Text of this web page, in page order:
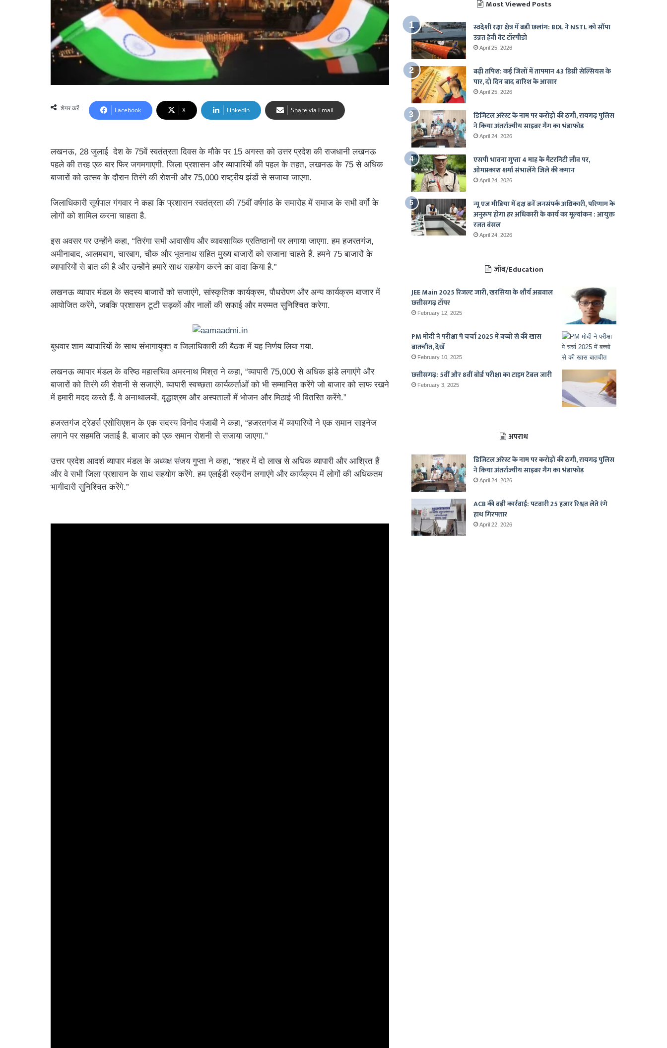
शेयर करें: Facebook X LinkedIn Share via Email
लखनऊ, 28 जुलाई देश के 75वें स्वतंत्रता दिवस के मौके पर 15 अगस्त को उत्तर प्रदेश की राजधानी लखनऊ
पहले की तरह एक बार फिर जगमगाएगी. जिला प्रशासन और व्यापारियों की पहल के तहत, लखनऊ के 75 से अधिक
बाजारों को उत्सव के दौरान तिरंगे की रोशनी और 75,000 राष्ट्रीय झंडों से सजाया जाएगा.
जिलाधिकारी सूर्यपाल गंगवार ने कहा कि प्रशासन स्वतंत्रता की 75वीं वर्षगांठ के समारोह में समाज के सभी वर्गो के
लोगों को शामिल करना चाहता है.
इस अवसर पर उन्होंने कहा, “तिरंगा सभी आवासीय और व्यावसायिक प्रतिष्ठानों पर लगाया जाएगा. हम हजरतगंज,
अमीनाबाद, आलमबाग, चारबाग, चौक और भूतनाथ सहित मुख्य बाजारों को सजाना चाहते हैं. हमने 75 बाजारों के
व्यापारियों से बात की है और उन्होंने हमारे साथ सहयोग करने का वादा किया है.”
लखनऊ व्यापार मंडल के सदस्य बाजारों को सजाएंगे, सांस्कृतिक कार्यक्रम, पौधरोपण और अन्य कार्यक्रम बाजार में
आयोजित करेंगे, जबकि प्रशासन टूटी सड़कों और नालों की सफाई और मरम्मत सुनिश्चित करेगा.
बुधवार शाम व्यापारियों के साथ संभागायुक्त व जिलाधिकारी की बैठक में यह निर्णय लिया गया.
लखनऊ व्यापार मंडल के वरिष्ठ महासचिव अमरनाथ मिश्रा ने कहा, “व्यापारी 75,000 से अधिक झंडे लगाएंगे और
बाजारों को तिरंगे की रोशनी से सजाएंगे. व्यापारी स्वच्छता कार्यकर्ताओं को भी सम्मानित करेंगे जो बाजार को साफ रखने
में हमारी मदद करते हैं. वे अनाथालयों, वृद्धाश्रम और अस्पतालों में भोजन और मिठाई भी वितरित करेंगे.”
हजरतगंज ट्रेडर्स एसोसिएशन के एक सदस्य विनोद पंजाबी ने कहा, “हजरतगंज में व्यापारियों ने एक समान साइनेज
लगाने पर सहमति जताई है. बाजार को एक समान रोशनी से सजाया जाएगा.”
उत्तर प्रदेश आदर्श व्यापार मंडल के अध्यक्ष संजय गुप्ता ने कहा, “शहर में दो लाख से अधिक व्यापारी और आश्रित हैं
और वे सभी जिला प्रशासन के साथ सहयोग करेंगे. हम एलईडी स्क्रीन लगाएंगे और कार्यक्रम में लोगों की अधिकतम
भागीदारी सुनिश्चित करेंगे.”
Most Viewed Posts
स्वदेशी रक्षा क्षेत्र में बड़ी छलांग: BDL ने NSTL को सौंपा
उन्नत हेवी वेट टॉरपीडो
April 25, 2026
बढ़ी तपिश: कई जिलों में तापमान 43 डिग्री सेल्सियस के
पार, दो दिन बाद बारिश के आसार
April 25, 2026
डिजिटल अरेस्ट के नाम पर करोड़ों की ठगी, रायगढ़ पुलिस
ने किया अंतर्राज्यीय साइबर गैंग का भंडाफोड़
April 24, 2026
एसपी भावना गुप्ता 4 माह के मैटरनिटी लीव पर,
ओमप्रकाश शर्मा संभालेंगे जिले की कमान
April 24, 2026
न्यू एज मीडिया में दक्ष बनें जनसंपर्क अधिकारी, परिणाम के
अनुरूप होगा हर अधिकारी के कार्य का मूल्यांकन : आयुक्त
रजत बंसल
April 24, 2026
जॉब/Education
JEE Main 2025 रिजल्ट जारी, खरसिया के शौर्य अग्रवाल
छत्तीसगढ़ टॉपर
February 12, 2025
PM मोदी ने परीक्षा पे चर्चा 2025 में बच्चो से की खास
बातचीत, देखें
February 10, 2025
छत्तीसगढ़: 5वीं और 8वीं बोर्ड परीक्षा का टाइम टेबल जारी
February 3, 2025
अपराध
डिजिटल अरेस्ट के नाम पर करोड़ों की ठगी, रायगढ़ पुलिस
ने किया अंतर्राज्यीय साइबर गैंग का भंडाफोड़
April 24, 2026
ACB की बड़ी कार्रवाई: पटवारी 25 हजार रिश्वत लेते रंगे
हाथ गिरफ्तार
April 22, 2026